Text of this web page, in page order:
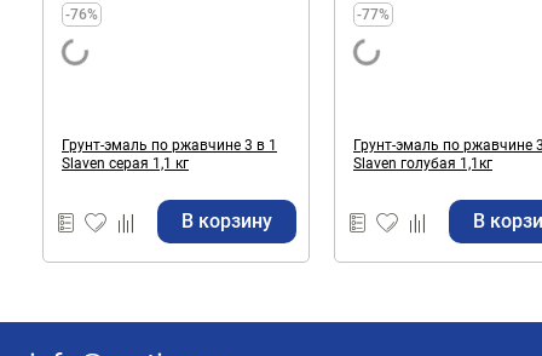
-76%
Грунт-эмаль по ржавчине 3 в 1
Slaven серая 1,1 кг
В корзину
-77%
Грунт-эмаль по ржавчине
Slaven голубая 1,1кг
В